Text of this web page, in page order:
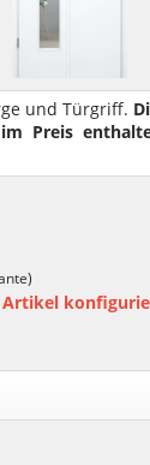
und Türgriff.
Preis